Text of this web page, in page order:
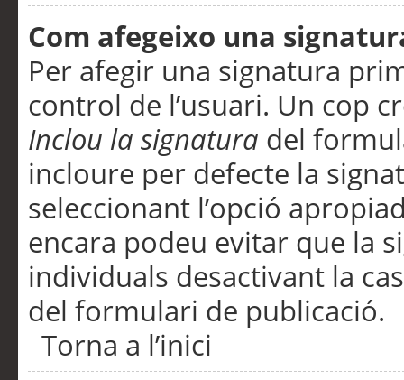
Com afegeixo una
Per afegir una signatura
control de l’usuari. Un cop
Inclou la signatura del
incloure per defecte la
seleccionant l’opció
encara podeu evitar que la
individuals desactivant la
del formulari de publicació.
Torna a l’inici